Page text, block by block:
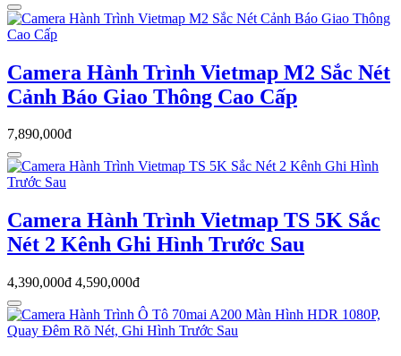
Camera Hành Trình Vietmap M2 Sắc Nét
Cảnh Báo Giao Thông Cao Cấp
7,890,000đ
Camera Hành Trình Vietmap TS 5K Sắc
Nét 2 Kênh Ghi Hình Trước Sau
4,390,000đ 4,590,000đ